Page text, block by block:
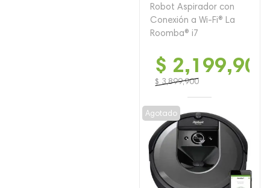
Robot Aspirador con
Conexión a Wi-Fi® La
Roomba® i7
$ 3,899,900
precio
original
era:
$ 3,899,900.
$ 2,199,900
precio
actual
es:
$ 2,199,900.
Agotado